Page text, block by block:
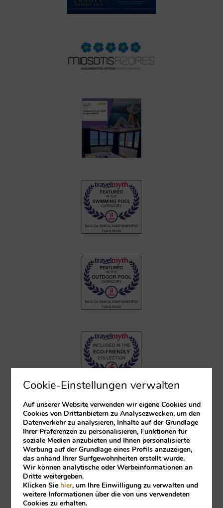
Cookie-Einstellungen verwalten
Auf unserer Website verwenden wir eigene Cookies und
Cookies von Drittanbietern zu Analysezwecken, um den
Datenverkehr zu analysieren, Inhalte auf der Grundlage
Ihrer Präferenzen zu personalisieren, Funktionen für
soziale Medien anzubieten und Ihnen personalisierte
Werbung auf der Grundlage eines Profils anzuzeigen,
das anhand Ihrer Surfgewohnheiten erstellt wurde.
Wir können analytische oder Werbeinformationen an
Dritte weitergeben.
Klicken Sie hier, um Ihre Einwilligung zu verwalten und
weitere Informationen über die von uns verwendeten
Cookies zu erhalten.